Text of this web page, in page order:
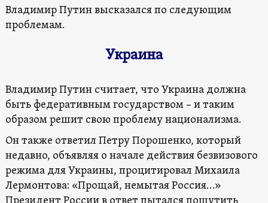
Владимир Путин высказался по следующим
проблемам.
Украина
Владимир Путин считает, что Украина должна
быть федеративным государством – и таким
образом решит свою проблему национализма.
Он также ответил Петру Порошенко, который
недавно, объявляя о начале действия безвизового
режима для Украины, процитировал Михаила
Лермонтова: «Прощай, немытая Россия…»